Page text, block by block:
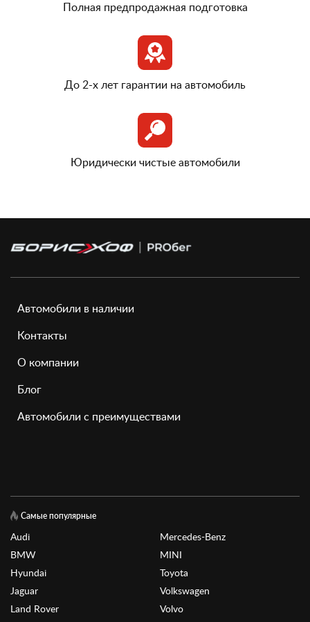
Полная предпродажная подготовка
До 2-х лет гарантии на автомобиль
Юридически чистые автомобили
Автомобили в наличии
Контакты
О компании
Блог
Автомобили с преимуществами
Самые популярные
Audi
BMW
Hyundai
Jaguar
Land Rover
Mercedes-Benz
MINI
Toyota
Volkswagen
Volvo